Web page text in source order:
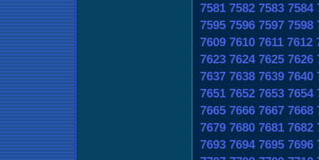
7581 7582 7583 7584
7595 7596 7597 7598
7609 7610 7611 7612
7623 7624 7625 7626
7637 7638 7639 7640
7651 7652 7653 7654
7665 7666 7667 7668
7679 7680 7681 7682
7693 7694 7695 7696